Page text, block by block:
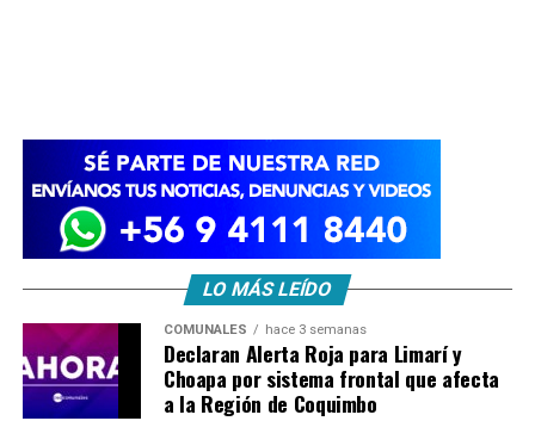
LO MÁS LEÍDO
COMUNALES hace 3 semanas
Declaran Alerta Roja para Limarí y
Choapa por sistema frontal que afecta
a la Región de Coquimbo